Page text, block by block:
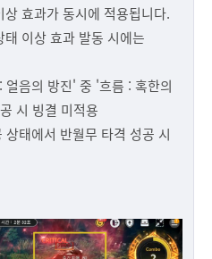
효과가 동시에 적용됩니다.
태 이상 효과 발동 시에는
음의 방진' 중 '흐름 : 혹한의
시 빙결 미적용
태에서 반월무 타격 성공 시